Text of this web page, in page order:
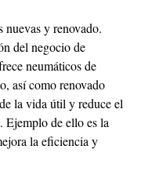
del negocio de
neumáticos de
así como renovado
la vida útil y reduce el
Ejemplo de ello es la
la eficiencia y